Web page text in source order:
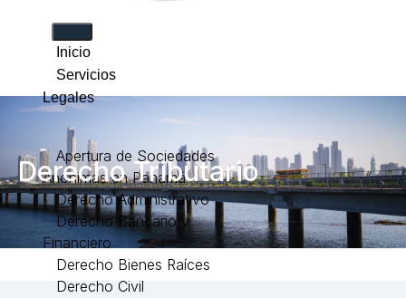
Inicio
Servicios
Legales
Apertura de Sociedades
Anónimas en Panamá
Derecho Administrativo
Derecho Bancario y
Financiero
Derecho Bienes Raíces
Derecho Civil
Derecho Tributario